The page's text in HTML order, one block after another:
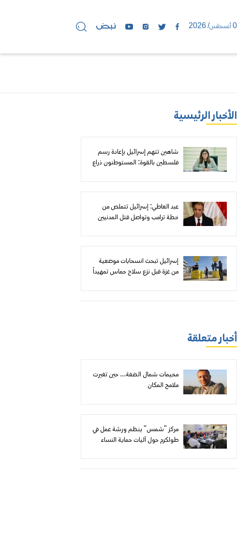
الأخبار الرئيسية
شاهين تتهم إسرائيل بإعادة رسم
فلسطين بالقوة: المستوطنون ذراع
و«مجلس السلام» عاجز أمام نزيف
عبد العاطي: إسرائيل تتملص من
خطة ترامب وتواصل قتل المدنيين
إسرائيل تبحث انسحابات موضعية
من غزة قبل نزع سلاح حماس تمهيداً
تتصاعد مع زيارة قائد «سنتكوم»
أخبار متعلقة
مخيمات شمال الضفة... حين تغيرت
ملامح المكان
مركز "شمس" ينظم ورشة عمل في
طولكرم حول آليات حماية النساء
الاجتماعي